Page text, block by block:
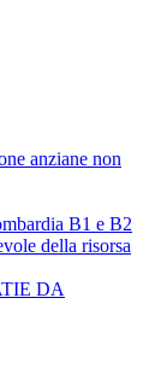
anziane non
B1 e B2
della risorsa
DA